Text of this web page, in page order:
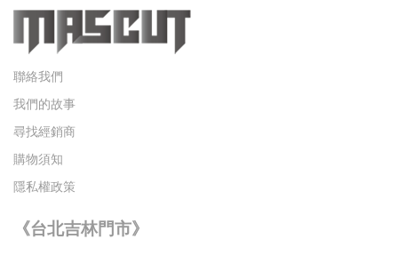
聯絡我們
我們的故事
尋找經銷商
購物須知
隱私權政策
《台北吉林門市》